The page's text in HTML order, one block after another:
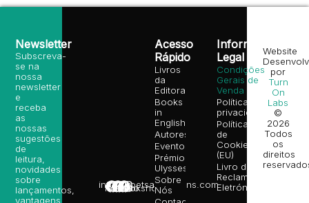
info@poetsandragons.com
Infantil
Adulto
Bookshop
Acesso
Rápido
Livros
da
Editora
Books
in
English
Autores
Eventos
Prémio
Ulysses
Sobre
Nós
Informação
Legal
Condições
Gerais de
Venda
Política de
privacidade
Política
de
Cookies
(EU)
Livro de
Reclamações
Eletrónico
Newsletter
Subscreva-
se na
nossa
newsletter
e
receba
as
nossas
sugestões
de
leitura,
novidades
sobre
lançamentos,
vantagens
Website
por
Turn
On
Labs
©
2026
Todos
os
direitos